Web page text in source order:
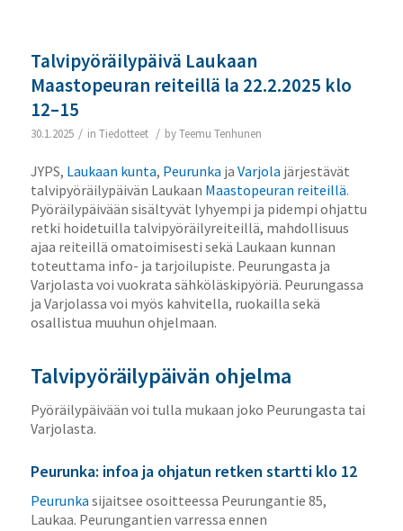
Talvipyöräilypäivä Laukaan
Maastopeuran reiteillä la 22.2.2025 klo
12–15
30.1.2025 / in Tiedotteet / byTeemu Tenhunen
JYPS, Laukaan kunta, Peurunka ja Varjola järjestävät
talvipyöräilypäivän Laukaan Maastopeuran reiteillä.
Pyöräilypäivään sisältyvät lyhyempi ja pidempi ohjattu
retki hoidetuilla talvipyöräilyreiteillä, mahdollisuus
ajaa reiteillä omatoimisesti sekä Laukaan kunnan
toteuttama info- ja tarjoilupiste. Peurungasta ja
Varjolasta voi vuokrata sähköläskipyöriä. Peurungassa
ja Varjolassa voi myös kahvitella, ruokailla sekä
osallistua muuhun ohjelmaan.
Talvipyöräilypäivän ohjelma
Pyöräilypäivään voi tulla mukaan joko Peurungasta tai
Varjolasta.
Peurunka: infoa ja ohjatun retken startti klo 12
Peurunka sijaitsee osoitteessa Peurungantie 85,
Laukaa. Peurungantien varressa ennen